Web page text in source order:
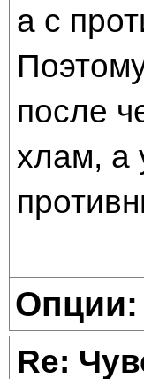
а с
после
хлам, а
Опции:
Re: